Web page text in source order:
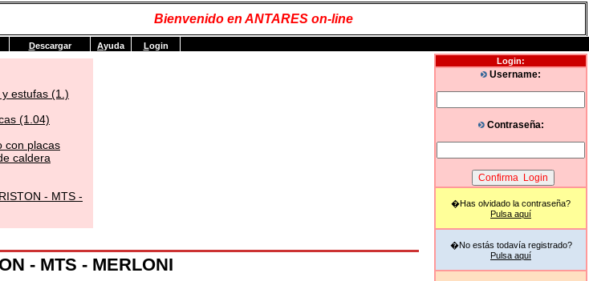
Bienvenido en ANTARES on-line
estufas (1.)
(1.04)
con placas
caldera
- MTS -
- MTS - MERLONI
Login:
Username:
Contraseña:
�Has olvidado la contraseña?
Pulsa aquí
�No estás todavía registrado?
Pulsa aquí
Descargar Ayuda Login